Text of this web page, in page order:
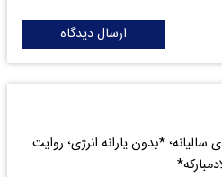
ارسال دیدگاه
*بدون یارانه انرژی؛ روایت